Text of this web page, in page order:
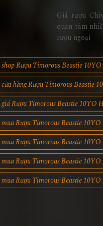
Giá rượu
quan tâm
rượu ngoại
shop Rượu Timorous Beastie
cửa hàng Rượu Timorous Beastie
giá Rượu Timorous Beastie 10YO
mua Rượu Timorous Beastie
mua Rượu Timorous Beastie
mua Rượu Timorous Beastie
mua Rượu Timorous Beastie